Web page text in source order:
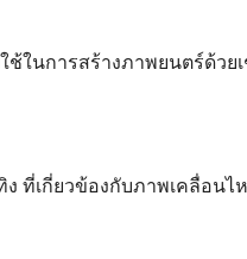
ช้ในการสร้างภาพยนตร์ด้วย
ที่เกี่ยวข้องกับภาพเคลื่อนไ